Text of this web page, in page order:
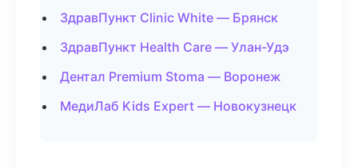
ЗдравПункт Clinic White — Брянск
ЗдравПункт Health Care — Улан-Удэ
Дентал Premium Stoma — Воронеж
МедиЛаб Kids Expert — Новокузнецк